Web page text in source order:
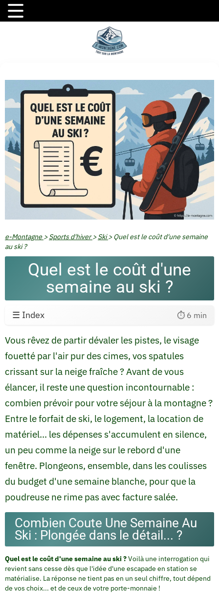
e-Montagne >Sports d'hiver >Ski >Quel est le coût d'une semaine
au ski ?
Quel est le coût d'une
semaine au ski ?
☰ Index ⏱️ 6 min
Vous rêvez de partir dévaler les pistes, le visage
fouetté par l'air pur des cimes, vos spatules
crissant sur la neige fraîche ? Avant de vous
élancer, il reste une question incontournable :
combien prévoir pour votre séjour à la montagne ?
Entre le forfait de ski, le logement, la location de
matériel... les dépenses s'accumulent en silence,
un peu comme la neige sur le rebord d'une
fenêtre. Plongeons, ensemble, dans les coulisses
du budget d'une semaine blanche, pour que la
poudreuse ne rime pas avec facture salée.
Combien Coute Une Semaine Au
Ski : Plongée dans le détail... ?
Quel est le coût d'une semaine au ski ?Voilà une interrogation qui
revient sans cesse dès que l'idée d'une escapade en station se
matérialise. La réponse ne tient pas en un seul chiffre, tout dépend
de vos choix... et de ceux de votre porte-monnaie !